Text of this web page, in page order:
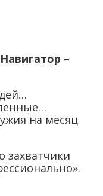
–
на месяц
захватчики